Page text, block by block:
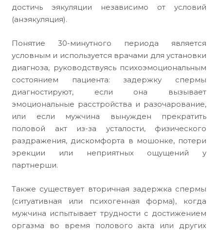
достичь эякуляции независимо от условий
(анэякуляция).
Понятие 30-минутного периода является
условным и используется врачами для установки
диагноза, руководствуясь психоэмоциональным
состоянием пациента: задержку спермы
диагностируют, если она вызывает
эмоциональные расстройства и разочарование,
или если мужчина вынужден прекратить
половой акт из-за усталости, физического
раздражения, дискомфорта в мошонке, потери
эрекции или неприятных ощущений у
партнерши.
Также существует вторичная задержка спермы
(ситуативная или психогенная форма), когда
мужчина испытывает трудности с достижением
оргазма во время полового акта или других